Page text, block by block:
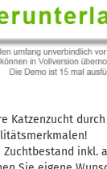
Katzenzucht
Zuchtbestand inkl.